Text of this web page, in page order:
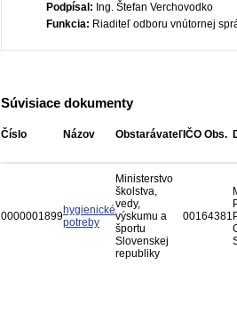
Podpísal: Ing. Štefan Verchovodko
Funkcia: Riaditeľ odboru vnútornej
Súvisiace dokumenty
Číslo Názov Obstarávateľ IČO Obs.
0000001899hygienické
potreby
Ministerstvo
školstva,
vedy,
výskumu a
športu
Slovenskej
republiky
00164381